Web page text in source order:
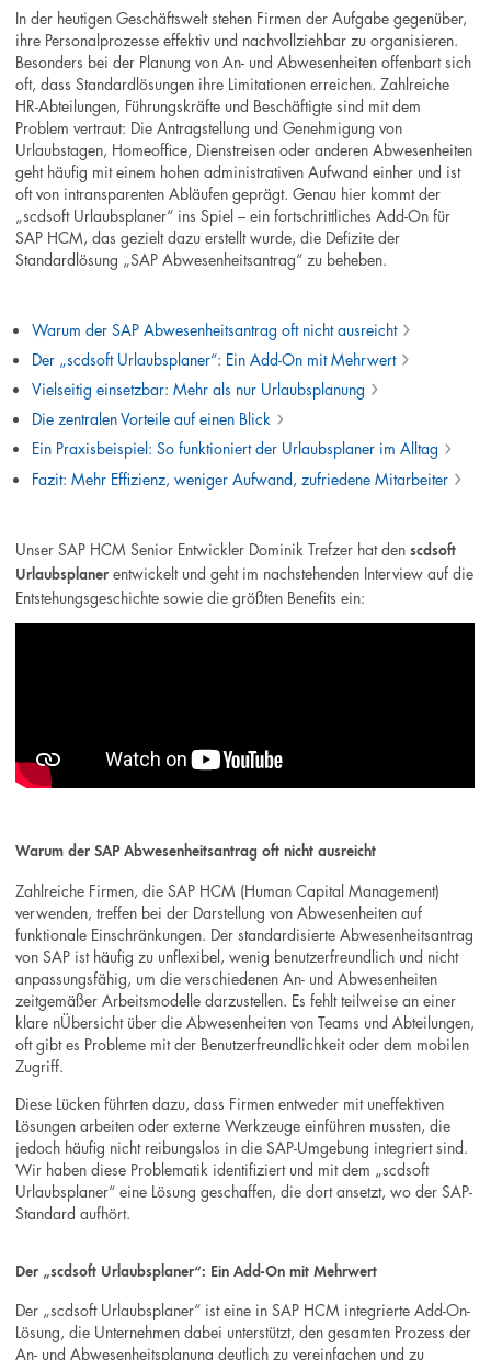
In der heutigen Geschäftswelt stehen Firmen der Aufgabe gegenüber,
ihre Personalprozesse effektiv und nachvollziehbar zu organisieren.
Besonders bei der Planung von An- und Abwesenheiten offenbart sich
oft, dass Standardlösungen ihre Limitationen erreichen. Zahlreiche
HR-Abteilungen, Führungskräfte und Beschäftigte sind mit dem
Problem vertraut: Die Antragstellung und Genehmigung von
Urlaubstagen, Homeoffice, Dienstreisen oder anderen Abwesenheiten
geht häufig mit einem hohen administrativen Aufwand einher und ist
oft von intransparenten Abläufen geprägt. Genau hier kommt der
„scdsoft Urlaubsplaner“ ins Spiel – ein fortschrittliches Add-On für
SAP HCM, das gezielt dazu erstellt wurde, die Defizite der
Standardlösung „SAP Abwesenheitsantrag“ zu beheben.
Warum der SAP Abwesenheitsantrag oft nicht ausreicht
Der „scdsoft Urlaubsplaner“: Ein Add-On mit Mehrwert
Vielseitig einsetzbar: Mehr als nur Urlaubsplanung
Die zentralen Vorteile auf einen Blick
Ein Praxisbeispiel: So funktioniert der Urlaubsplaner im Alltag
Fazit: Mehr Effizienz, weniger Aufwand, zufriedene Mitarbeiter
Unser SAP HCM Senior Entwickler Dominik Trefzer hat denscdsoft
Urlaubsplaner entwickelt und geht im nachstehenden Interview auf die
Entstehungsgeschichte sowie die größten Benefits ein:
Warum der SAP Abwesenheitsantrag oft nicht ausreicht
Zahlreiche Firmen, die SAP HCM (Human Capital Management)
verwenden, treffen bei der Darstellung von Abwesenheiten auf
funktionale Einschränkungen. Der standardisierte Abwesenheitsantrag
von SAP ist häufig zu unflexibel, wenig benutzerfreundlich und nicht
anpassungsfähig, um die verschiedenen An- und Abwesenheiten
zeitgemäßer Arbeitsmodelle darzustellen. Es fehlt teilweise an einer
klare nÜbersicht über die Abwesenheiten von Teams und Abteilungen,
oft gibt es Probleme mit der Benutzerfreundlichkeit oder dem mobilen
Zugriff.
Diese Lücken führten dazu, dass Firmen entweder mit uneffektiven
Lösungen arbeiten oder externe Werkzeuge einführen mussten, die
jedoch häufig nicht reibungslos in die SAP-Umgebung integriert sind.
Wir haben diese Problematik identifiziert und mit dem „scdsoft
Urlaubsplaner“ eine Lösung geschaffen, die dort ansetzt, wo der SAP-
Standard aufhört.
Der „scdsoft Urlaubsplaner“: Ein Add-On mit Mehrwert
Der „scdsoft Urlaubsplaner“ ist eine in SAP HCM integrierte Add-On-
Lösung, die Unternehmen dabei unterstützt, den gesamten Prozess der
An- und Abwesenheitsplanung deutlich zu vereinfachen und zu